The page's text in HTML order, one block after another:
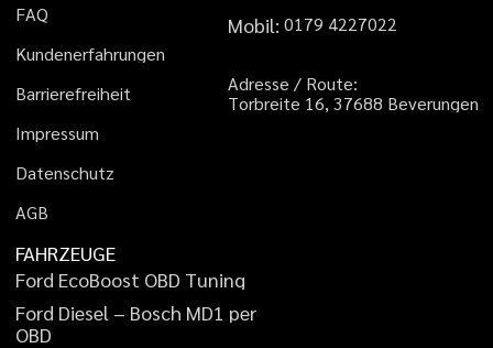
FAQ
Kundenerfahrungen
Barrierefreiheit
Impressum
Datenschutz
AGB
Mobil: 01 79 4227022
Adresse / Route:
Torbreite 16, 37688 Beverungen
FAHRZEUGE
Ford EcoBoost OBD Tuning
Ford Diesel – Bosch MD1 per
OBD